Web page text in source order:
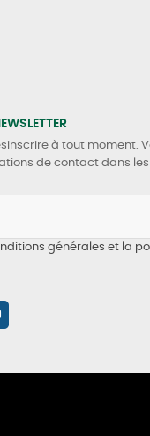
à tout moment.
de contact dans
générales et la